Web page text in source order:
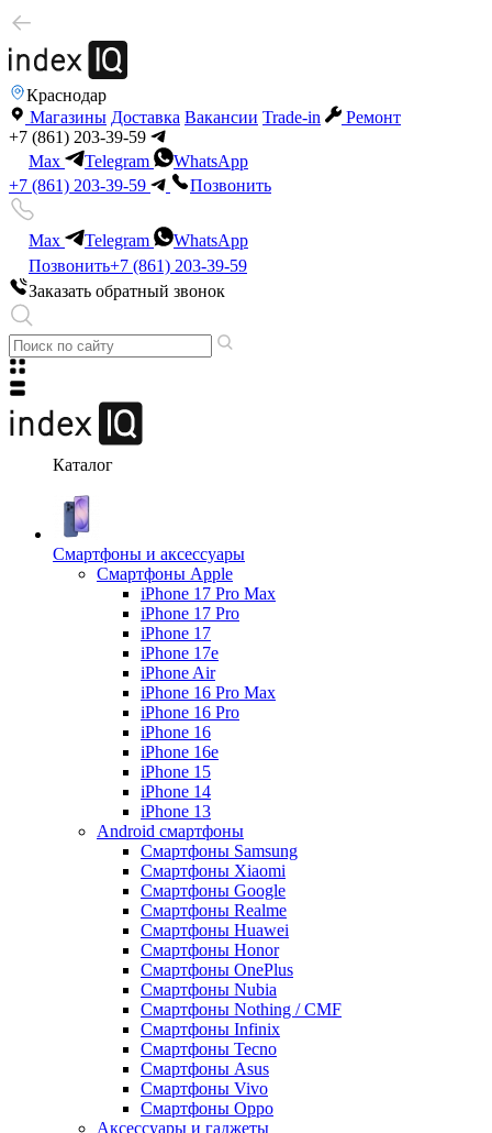
Краснодар
Магазины Доставка Вакансии Trade-in
Ремонт
+7 (861) 203-39-59
Max
Telegram
WhatsApp
+7 (861) 203-39-59
Позвонить
Max Telegram
WhatsApp
Позвонить+7 (861) 203-39-59
Заказать обратный звонок
Каталог
Смартфоны и аксессуары
Смартфоны Apple
iPhone 17 Pro Max
iPhone 17 Pro
iPhone 17
iPhone 17e
iPhone Air
iPhone 16 Pro Max
iPhone 16 Pro
iPhone 16
iPhone 16e
iPhone 15
iPhone 14
iPhone 13
Android cмартфоны
Смартфоны Samsung
Смартфоны Xiaomi
Смартфоны Google
Смартфоны Realme
Смартфоны Huawei
Смартфоны Honor
Смартфоны OnePlus
Смартфоны Nubia
Смартфоны Nothing / CMF
Смартфоны Infinix
Смартфоны Tecno
Смартфоны Asus
Смартфоны Vivo
Смартфоны Oppo
Аксессуары и гаджеты